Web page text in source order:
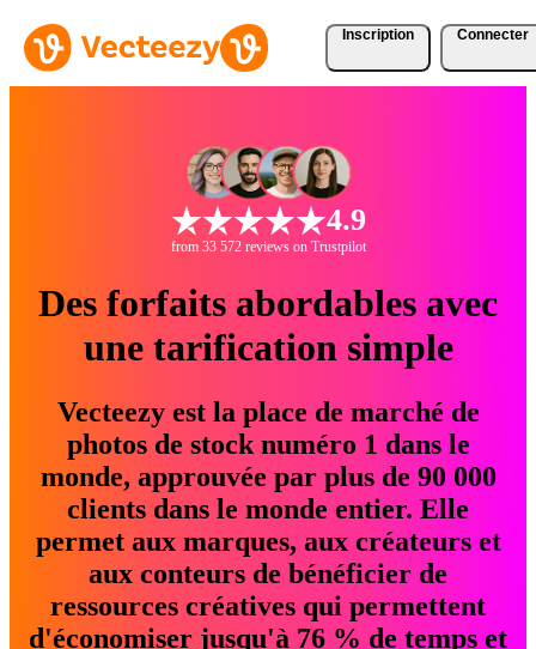
Inscription Connecter
4.9
from 33 572 reviews on Trustpilot
Des forfaits abordables avec
une tarification simple
Vecteezy est la place de marché de
photos de stock numéro 1 dans le
monde, approuvée par plus de 90 000
clients dans le monde entier. Elle
permet aux marques, aux créateurs et
aux conteurs de bénéficier de
ressources créatives qui permettent
d'économiser jusqu'à 76 % de temps et